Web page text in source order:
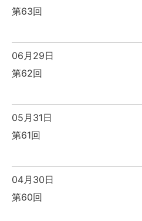
第63回
06月29日
第62回
05月31日
第61回
04月30日
第60回